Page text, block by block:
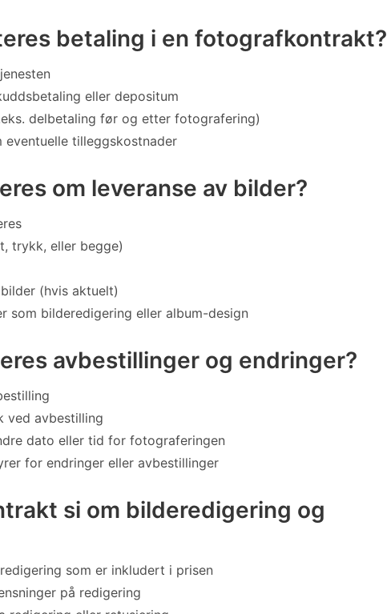
betaling i en fotografkontrakt?
eller depositum
delbetaling før og etter fotografering)
eventuelle tilleggskostnader
om leveranse av bilder?
trykk, eller begge)
(hvis aktuelt)
som bilderedigering eller album-design
avbestillinger og endringer?
ved avbestilling
dato eller tid for fotograferingen
for endringer eller avbestillinger
si om bilderedigering og
som er inkludert i prisen
på redigering